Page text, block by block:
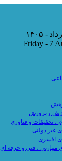
و پرورش
، تحقیقات و فناوری
غیر دولتی
افسری
مهارتی ، فنی و حرفه ای